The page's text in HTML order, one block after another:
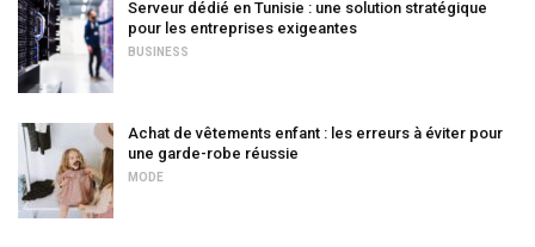
Serveur dédié en Tunisie : une solution stratégique
pour les entreprises exigeantes
BUSINESS
Achat de vêtements enfant : les erreurs à éviter pour
une garde-robe réussie
MODE